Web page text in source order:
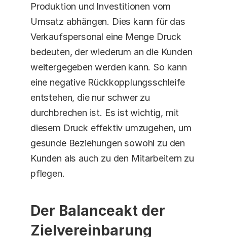
Produktion und Investitionen vom
Umsatz abhängen. Dies kann für das
Verkaufspersonal eine Menge Druck
bedeuten, der wiederum an die Kunden
weitergegeben werden kann. So kann
eine negative Rückkopplungsschleife
entstehen, die nur schwer zu
durchbrechen ist. Es ist wichtig, mit
diesem Druck effektiv umzugehen, um
gesunde Beziehungen sowohl zu den
Kunden als auch zu den Mitarbeitern zu
pflegen.
Der Balanceakt der
Zielvereinbarung